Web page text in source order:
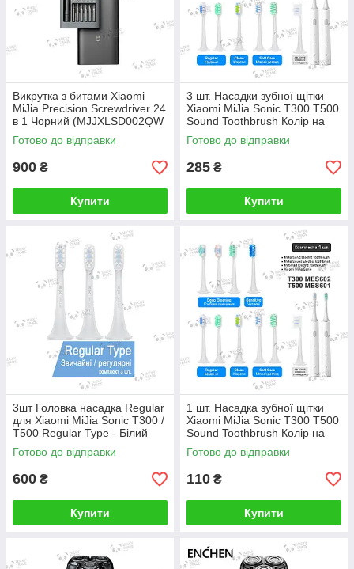
Викрутка з битами Xiaomi
MiJia Precision Screwdriver 24
в 1 Чорний (MJJXLSD002QW
DZN4020CN)
Готово до відправки
900 ₴
Купити
3 шт. Насадки зубної щітки
Xiaomi MiJia Sonic T300 T500
Sound Toothbrush Колір на
вибір
Готово до відправки
285 ₴
Купити
3шт Головка насадка Regular
для Xiaomi MiJia Sonic T300 /
T500 Regular Type - Білий
(DDYST01SKS NUN4001CN)
2234P
Готово до відправки
600 ₴
Купити
1 шт. Насадка зубної щітки
Xiaomi MiJia Sonic T300 T500
Sound Toothbrush Колір на
вибір
Готово до відправки
110 ₴
Купити